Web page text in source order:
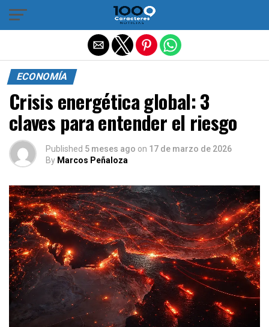
ECONOMÍA
Crisis energética global: 3
claves para entender el riesgo
Published 5 meses ago on 17 de marzo de 2026
By Marcos Peñaloza
Salir de la versión móvil